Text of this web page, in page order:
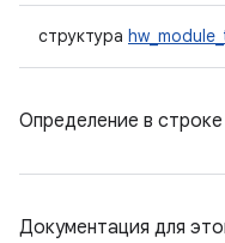
структура
Определение в строке
Документация для